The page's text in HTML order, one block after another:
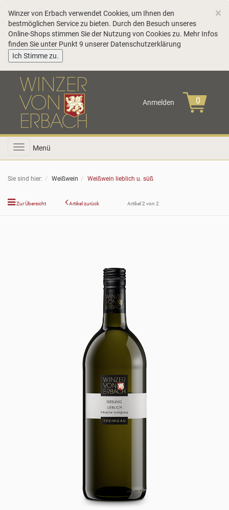
×
Winzer von Erbach verwendet Cookies, um Ihnen den
bestmöglichen Service zu bieten. Durch den Besuch unseres
Online-Shops stimmen Sie der Nutzung von Cookies zu. Mehr Infos
finden Sie unter Punkt 9 unserer Datenschutzerklärung
Ich Stimme zu.
Anmelden
Toggle
navigation
Menü
Sie sind hier: Weißwein Weißwein lieblich u. süß
Zur Übersicht Artikel zurück Artikel 2 von 2